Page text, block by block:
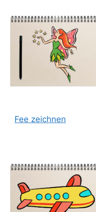
Fee zeichnen